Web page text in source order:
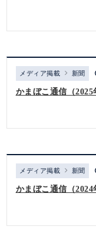
メディア掲載 新聞
かまぼこ通信（2025
メディア掲載 新聞
かまぼこ通信（2024